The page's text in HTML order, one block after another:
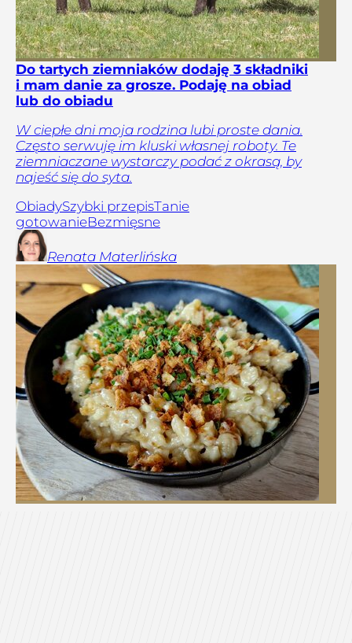
Do tartych ziemniaków dodaję 3 składniki
i mam danie za grosze. Podaję na obiad
lub do obiadu
W ciepłe dni moja rodzina lubi proste dania.
Często serwuję im kluski własnej roboty. Te
ziemniaczane wystarczy podać z okrasą, by
najeść się do syta.
ObiadySzybki przepisTanie
gotowanieBezmięsne
Renata Materlińska